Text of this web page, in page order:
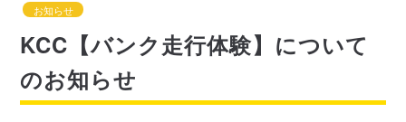
お知らせ
KCC【バンク走行体験】について
のお知らせ